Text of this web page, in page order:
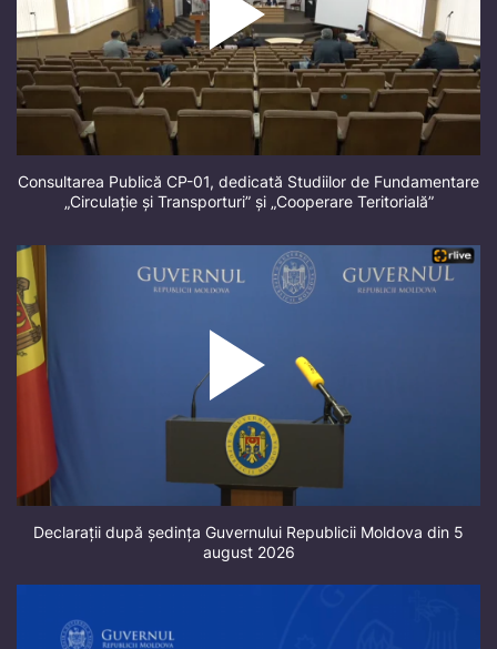
Consultarea Publică CP-01, dedicată Studiilor de Fundamentare
„Circulație și Transporturi” și „Cooperare Teritorială”
Declarații după ședința Guvernului Republicii Moldova din 5
august 2026